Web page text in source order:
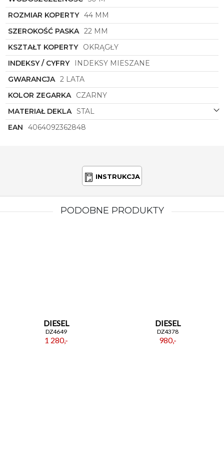
modą i chcą podkreślić swoją indywidualność
poprzez dodatki najwyższej jakości.
ROZMIAR KOPERTY 44 MM
SZEROKOŚĆ PASKA 22 MM
KSZTAŁT KOPERTY OKRĄGŁY
INDEKSY / CYFRY
INDEKSY MIESZANE
GWARANCJA 2 LATA
KOLOR ZEGARKA CZARNY
MATERIAŁ DEKLA STAL
EAN
4064092362848
INSTRUKCJA
PODOBNE PRODUKTY
DIESEL
DZ4649
1 280,-
DIESEL
DZ4378
980,-